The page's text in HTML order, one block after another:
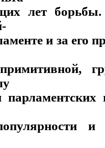
лет
и за его
и